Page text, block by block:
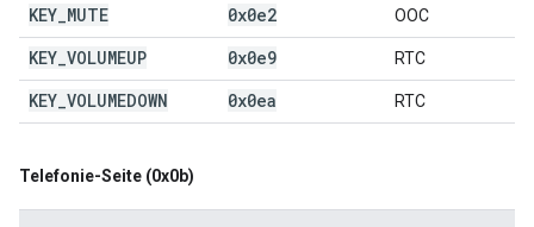
KEY MUTE 0x0e2 OOC
KEY VOLUMEUP 0x0e9 RTC
KEY VOLUMEDOWN 0x0ea RTC
Telefonie-Seite (0x0b)